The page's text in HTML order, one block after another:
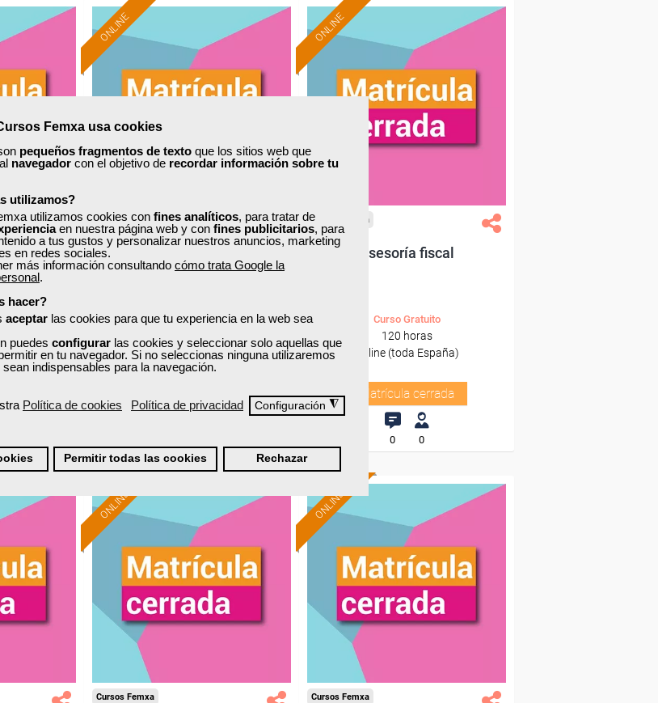
Femxa usa cookies
pequeños fragmentos de texto que los sitios web que
navegador con el objetivo de recordar información sobre tu
utilizamos?
utilizamos cookies con fines analíticos, para tratar de
en nuestra página web y con fines publicitarios, para
a tus gustos y personalizar nuestros anuncios, marketing
en redes sociales.
más información consultando cómo trata Google la
.
hacer?
aceptar las cookies para que tu experiencia en la web sea
puedes configurar las cookies y seleccionar solo aquellas que
en tu navegador. Si no seleccionas ninguna utilizaremos
sean indispensables para la navegación.
Política de cookies Política de privacidad Configuración ◮
Permitir todas las cookies Rechazar
ONLINE
Cursos Femxa
Iniciación APPCC en la
industria agroalimentaria
Curso Gratuito
50 horas
Online (toda España)
ONLINE
Cursos Femxa
Asesoría fiscal
Curso Gratuito
120 horas
Online (toda España)
Matrícula cerrada
0 0
ONLINE
Cursos Femxa
ONLINE
Cursos Femxa